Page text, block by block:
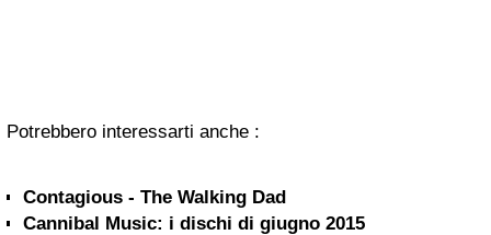
Potrebbero interessarti anche :
Contagious - The Walking Dad
Cannibal Music: i dischi di giugno 2015